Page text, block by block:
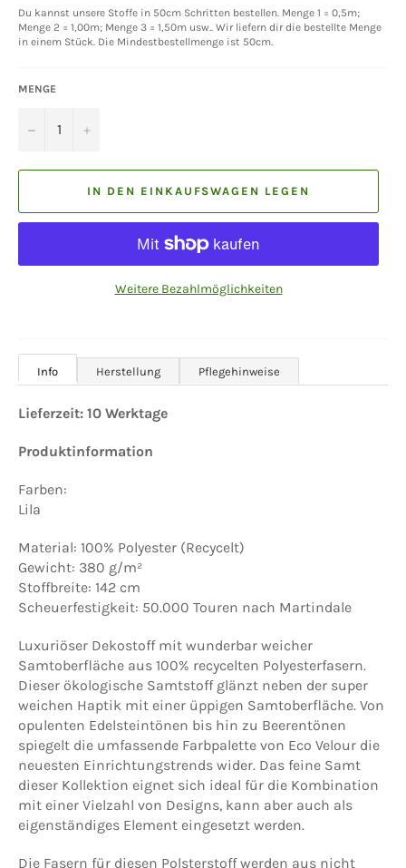
Du kannst unsere Stoffe in 50cm Schritten bestellen. Menge 1 = 0,5m;
Menge 2 = 1,00m; Menge 3 = 1,50m usw.. Wir liefern dir die bestellte Menge
in einem Stück. Die Mindestbestellmenge ist 50cm.
MENGE
− +
IN DEN EINKAUFSWAGEN LEGEN
Weitere Bezahlmöglichkeiten
Info Herstellung Pflegehinweise
Lieferzeit: 10 Werktage
Produktinformation
Farben:
Lila
Material: 100% Polyester (Recycelt)
Gewicht: 380 g/m²
Stoffbreite: 142 cm
Scheuerfestigkeit: 50.000 Touren nach Martindale
Luxuriöser Dekostoff mit wunderbar weicher
Samtoberfläche aus 100% recycelten Polyesterfasern.
Dieser ökologische Samtstoff glänzt neben der super
weichen Haptik mit einer üppigen Samtoberfläche. Von
opulenten Edelsteintönen bis hin zu Beerentönen
spiegelt die umfassende Farbpalette von Eco Velour die
neuesten Einrichtungstrends wider. Das feine Samt
dieser Kollektion eignet sich ideal für die Kombination
mit einer Vielzahl von Designs, kann aber auch als
eigenständiges Element eingesetzt werden.
Die Fasern für diesen Polsterstoff werden aus nicht